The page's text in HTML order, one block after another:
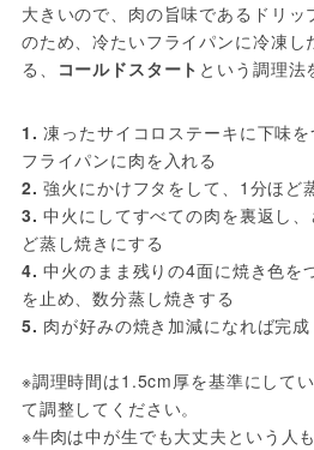
大きいので、肉の旨味であるドリッ
のため、冷たいフライパンに冷凍し
る、
コールドスタート という調理法
1. 凍ったサイコロステーキに下味
フライパンに肉を入れる
2. 強火にかけフタをして、1分ほど
3. 中火にしてすべての肉を裏返し
ど蒸し焼きにする
4. 中火のまま残りの4面に焼き色を
を止め、数分蒸し焼きする
5. 肉が好みの焼き加減になれば完成
※調理時間は1.5cm厚を基準にして
て調整してください。
※牛肉は中が生でも大丈夫という人